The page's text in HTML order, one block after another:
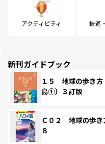
アクティビティ 鉄道
新刊ガイドブック
１５ 地球の歩き
島①）３訂版
Ｃ０２ 地球の歩
８